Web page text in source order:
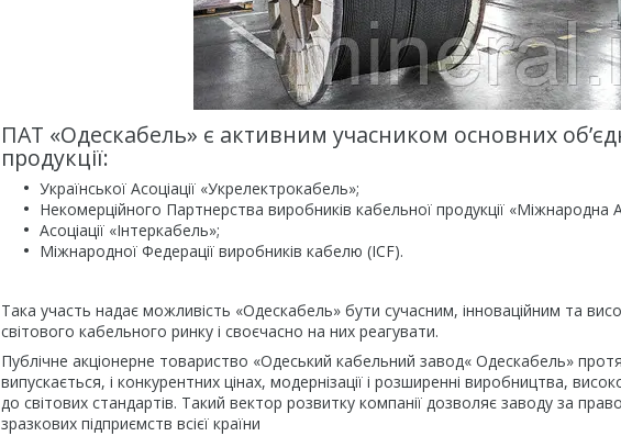
ПАТ «Одескабель» є активним учасником основних
продукції:
Української Асоціації «Укрелектрокабель»;
Некомерційного Партнерства виробників кабельної продукції «Міжнародна
Асоціації «Інтеркабель»;
Міжнародної Федерації виробників кабелю (ICF).
Така участь надає можливість «Одескабель» бути сучасним, інноваційним та
світового кабельного ринку і своєчасно на них реагувати.
Публічне акціонерне товариство «Одеський кабельний завод« Одескабель»
випускається, і конкурентних цінах, модернізації і розширенні виробництва,
до світових стандартів. Такий вектор розвитку компанії дозволяє заводу за
зразкових підприємств всієї країни